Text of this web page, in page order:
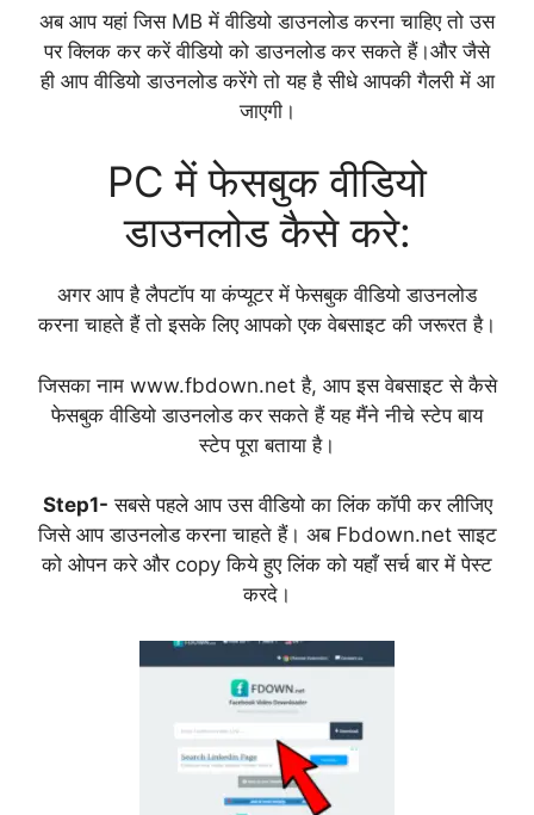
अब आप यहां जिस MB में वीडियो डाउनलोड करना चाहिए तो उस
पर क्लिक कर करें वीडियो को डाउनलोड कर सकते हैं।और जैसे
ही आप वीडियो डाउनलोड करेंगे तो यह है सीधे आपकी गैलरी में आ
जाएगी।
PC में फेसबुक वीडियो
डाउनलोड कैसे करे:
अगर आप है लैपटॉप या कंप्यूटर में फेसबुक वीडियो डाउनलोड
करना चाहते हैं तो इसके लिए आपको एक वेबसाइट की जरूरत है।
जिसका नाम www.fbdown.net है, आप इस वेबसाइट से कैसे
फेसबुक वीडियो डाउनलोड कर सकते हैं यह मैंने नीचे स्टेप बाय
स्टेप पूरा बताया है।
Step1- सबसे पहले आप उस वीडियो का लिंक कॉपी कर लीजिए
जिसे आप डाउनलोड करना चाहते हैं। अब Fbdown.net साइट
को ओपन करे और copy किये हुए लिंक को यहाँ सर्च बार में पेस्ट
करदे।